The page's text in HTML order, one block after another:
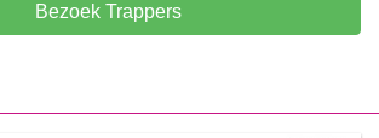
Bezoek Trappers